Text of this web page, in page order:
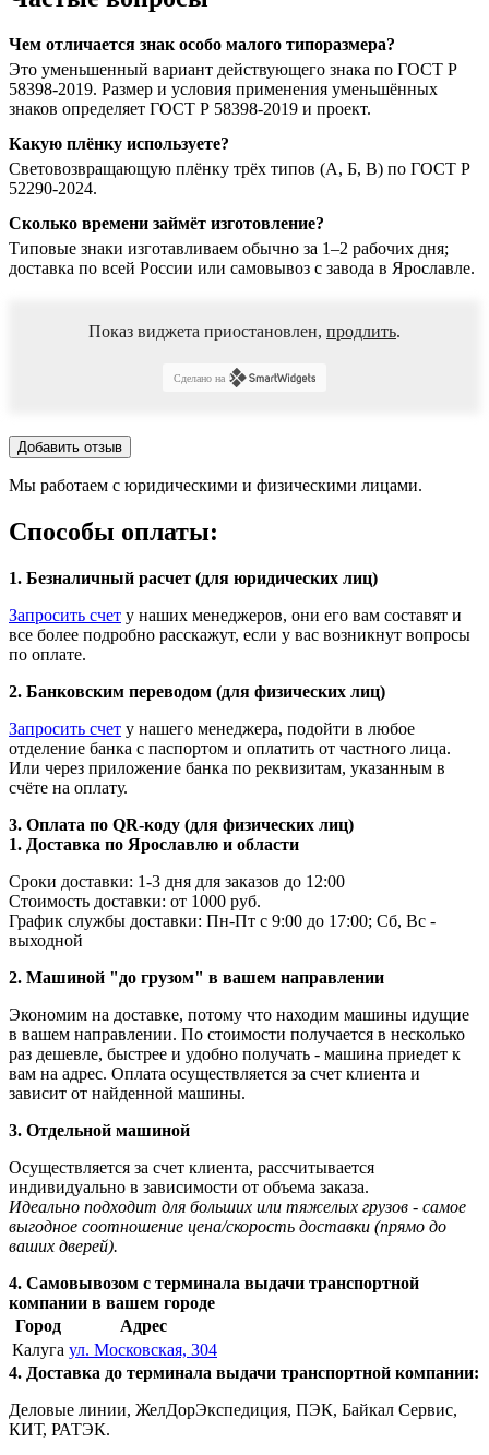
Чем отличается знак особо малого типоразмера?
Это уменьшенный вариант действующего знака по ГОСТ Р
58398-2019. Размер и условия применения уменьшённых
знаков определяет ГОСТ Р 58398-2019 и проект.
Какую плёнку используете?
Световозвращающую плёнку трёх типов (А, Б, В) по ГОСТ Р
52290-2024.
Сколько времени займёт изготовление?
Типовые знаки изготавливаем обычно за 1–2 рабочих дня;
доставка по всей России или самовывоз с завода в Ярославле.
Показ виджета приостановлен, продлить.
Сделано на
Добавить отзыв
Мы работаем с юридическими и физическими лицами.
Способы оплаты:
1. Безналичный расчет (для юридических лиц)
Запросить счет у наших менеджеров, они его вам составят и
все более подробно расскажут, если у вас возникнут вопросы
по оплате.
2. Банковским переводом (для физических лиц)
Запросить счет у нашего менеджера, подойти в любое
отделение банка с паспортом и оплатить от частного лица.
Или через приложение банка по реквизитам, указанным в
счёте на оплату.
3. Оплата по QR-коду (для физических лиц)
1. Доставка по Ярославлю и области
Сроки доставки: 1-3 дня для заказов до 12:00
Стоимость доставки: от 1000 руб.
График службы доставки: Пн-Пт с 9:00 до 17:00; Сб, Вс -
выходной
2. Машиной "до грузом" в вашем направлении
Экономим на доставке, потому что находим машины идущие
в вашем направлении. По стоимости получается в несколько
раз дешевле, быстрее и удобно получать - машина приедет к
вам на адрес. Оплата осуществляется за счет клиента и
зависит от найденной машины.
3. Отдельной машиной
Осуществляется за счет клиента, рассчитывается
индивидуально в зависимости от объема заказа.
Идеально подходит для больших или тяжелых грузов - самое
выгодное соотношение цена/скорость доставки (прямо до
ваших дверей).
4. Самовывозом с терминала выдачи транспортной
компании в вашем городе
Город
Адрес
Калуга ул. Московская, 304
4. Доставка до терминала выдачи транспортной компании:
Деловые линии, ЖелДорЭкспедиция, ПЭК, Байкал Сервис,
КИТ, РАТЭК.